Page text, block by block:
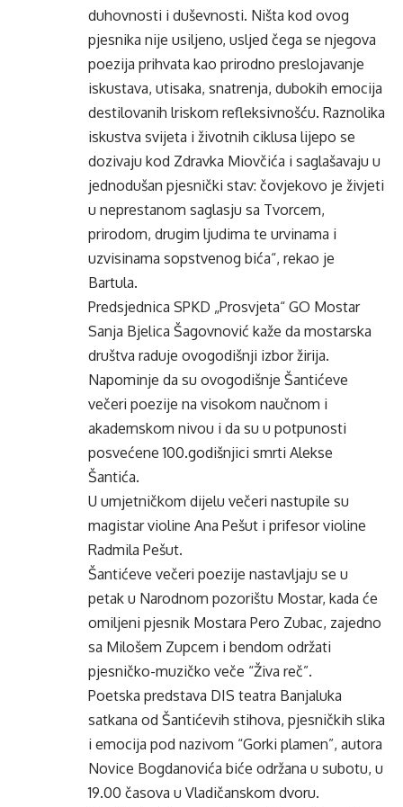
duhovnosti i duševnosti. Ništa kod ovog
pjesnika nije usiljeno, usljed čega se njegova
poezija prihvata kao prirodno preslojavanje
iskustava, utisaka, snatrenja, dubokih emocija
destilovanih lriskom refleksivnošću. Raznolika
iskustva svijeta i životnih ciklusa lijepo se
dozivaju kod Zdravka Miovčića i saglašavaju u
jednodušan pjesnički stav: čovjekovo je živjeti
u neprestanom saglasju sa Tvorcem,
prirodom, drugim ljudima te urvinama i
uzvisinama sopstvenog bića“, rekao je
Bartula.
Predsjednica SPKD „Prosvjeta“ GO Mostar
Sanja Bjelica Šagovnović kaže da mostarska
društva raduje ovogodišnji izbor žirija.
Napominje da su ovogodišnje Šantićeve
večeri poezije na visokom naučnom i
akademskom nivou i da su u potpunosti
posvećene 100.godišnjici smrti Alekse
Šantića.
U umjetničkom dijelu večeri nastupile su
magistar violine Ana Pešut i prifesor violine
Radmila Pešut.
Šantićeve večeri poezije nastavljaju se u
petak u Narodnom pozorištu Mostar, kada će
omiljeni pjesnik Mostara Pero Zubac, zajedno
sa Milošem Zupcem i bendom održati
pjesničko-muzičko veče “Živa reč”.
Poetska predstava DIS teatra Banjaluka
satkana od Šantićevih stihova, pjesničkih slika
i emocija pod nazivom “Gorki plamen”, autora
Novice Bogdanovića biće održana u subotu, u
19.00 časova u Vladičanskom dvoru.